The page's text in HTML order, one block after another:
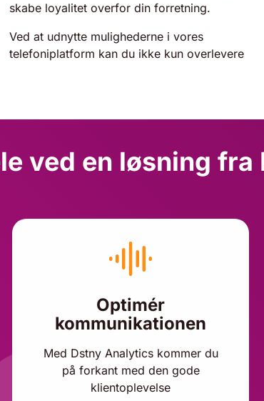
skabe loyalitet overfor din forretning.
Ved at udnytte mulighederne i vores
telefoniplatform kan du ikke kun overlevere
ved en løsning fra
Optimér
kommunikationen
Med Dstny Analytics kommer du
på forkant med den gode
klientoplevelse